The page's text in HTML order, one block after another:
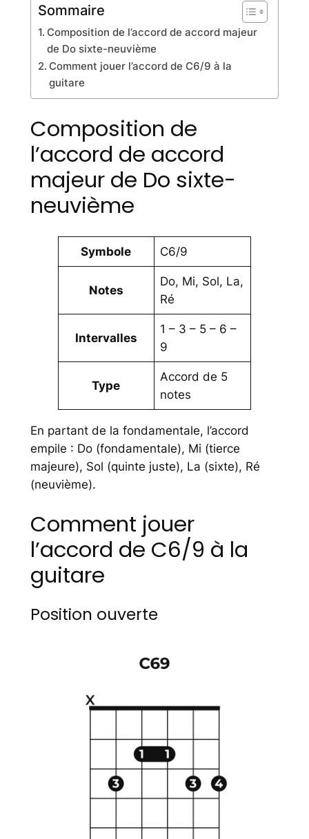
Sommaire
Composition de l’accord de accord majeur
de Do sixte-neuvième
Comment jouer l’accord de C6/9 à la
guitare
Composition de
l’accord de accord
majeur de Do sixte-
neuvième
Symbole C6/9
Notes
Do, Mi, Sol, La,
Ré
Intervalles
1 – 3 – 5 – 6 –
9
Type
Accord de 5
notes
En partant de la fondamentale, l’accord
empile : Do (fondamentale), Mi (tierce
majeure), Sol (quinte juste), La (sixte), Ré
(neuvième).
Comment jouer
l’accord de C6/9 à la
guitare
Position ouverte